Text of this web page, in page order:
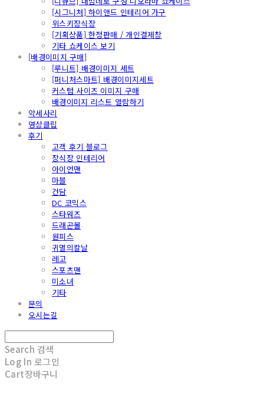
[시그니처] 하이앤드 인테리어 가구
위스키장식장
[기획상품] 한정판매 / 개인결제창
기타 쇼케이스 보기
[배경이미지 구매]
[루니트] 배경이미지 세트
[퍼니처스마트] 배경이미지세트
커스텀 사이즈 이미지 구매
배경이미지 리스트 열람하기
악세사리
영상클립
후기
고객 후기 블로그
장식장 인테리어
아이언맨
마블
건담
DC 코믹스
스타워즈
드래곤볼
원피스
귀멸의칼날
레고
스포츠맨
미소녀
기타
문의
오시는길
Search 검색
Log In 로그인
Cart장바구니